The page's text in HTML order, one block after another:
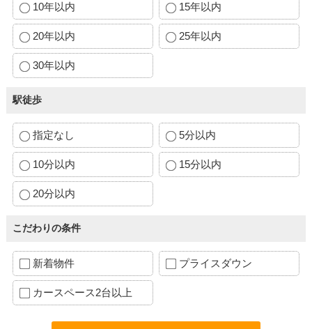
10年以内 15年以内
20年以内 25年以内
30年以内
駅徒歩
指定なし 5分以内
10分以内 15分以内
20分以内
こだわりの条件
新着物件 プライスダウン
カースペース2台以上